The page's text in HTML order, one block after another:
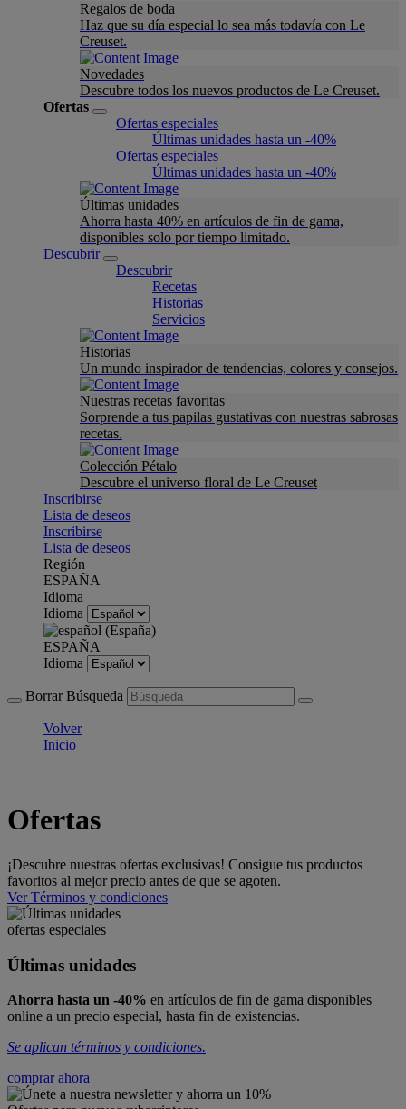
Regalos de boda
Haz que su día especial lo sea más todavía con Le
Creuset.
Novedades
Descubre todos los nuevos productos de Le Creuset.
Ofertas
Ofertas especiales
Últimas unidades hasta un -40%
Ofertas especiales
Últimas unidades hasta un -40%
Últimas unidades
Ahorra hasta 40% en artículos de fin de gama,
disponibles solo por tiempo limitado.
Descubrir
Descubrir
Recetas
Historias
Servicios
Historias
Un mundo inspirador de tendencias, colores y consejos.
Nuestras recetas favoritas
Sorprende a tus papilas gustativas con nuestras sabrosas
recetas.
Colección Pétalo
Descubre el universo floral de Le Creuset
Inscribirse
Lista de deseos
Inscribirse
Lista de deseos
Región
ESPAÑA
Idioma
Idioma
ESPAÑA
Idioma
Borrar Búsqueda
Volver
Inicio
Ofertas
¡Descubre nuestras ofertas exclusivas! Consigue tus productos
favoritos al mejor precio antes de que se agoten.
Ver Términos y condiciones
ofertas especiales
Últimas unidades
Ahorra hasta un -40% en artículos de fin de gama disponibles
online a un precio especial, hasta fin de existencias.
Se aplican términos y condiciones.
comprar ahora